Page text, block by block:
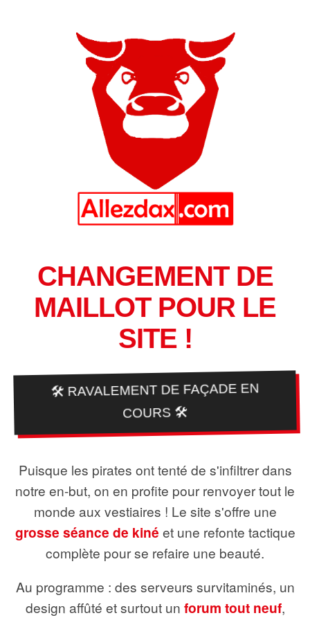
CHANGEMENT DE
MAILLOT POUR LE
SITE !
🛠️ RAVALEMENT DE FAÇADE EN
COURS 🛠️
Puisque les pirates ont tenté de s'infiltrer dans
notre en-but, on en profite pour renvoyer tout le
monde aux vestiaires ! Le site s'offre une
grosse séance de kiné et une refonte tactique
complète pour se refaire une beauté.
Au programme : des serveurs survitaminés, un
design affûté et surtout un forum tout neuf,